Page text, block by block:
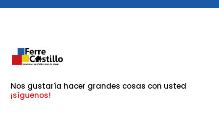
Nos gustaría hacer grandes cosas con usted
¡síguenos!